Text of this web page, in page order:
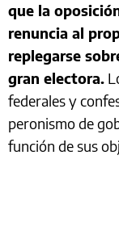
que la
renuncia al
replegarse
gran electora.
federales y
peronismo de
función de sus